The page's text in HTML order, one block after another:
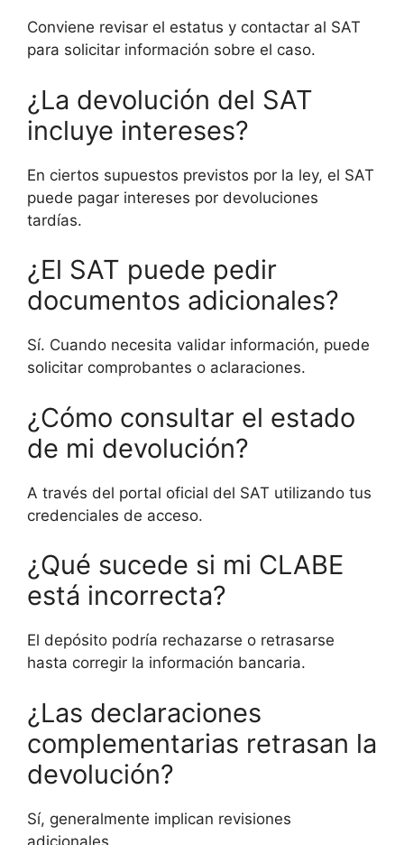
Conviene revisar el estatus y contactar al SAT
para solicitar información sobre el caso.
¿La devolución del SAT
incluye intereses?
En ciertos supuestos previstos por la ley, el SAT
puede pagar intereses por devoluciones
tardías.
¿El SAT puede pedir
documentos adicionales?
Sí. Cuando necesita validar información, puede
solicitar comprobantes o aclaraciones.
¿Cómo consultar el estado
de mi devolución?
A través del portal oficial del SAT utilizando tus
credenciales de acceso.
¿Qué sucede si mi CLABE
está incorrecta?
El depósito podría rechazarse o retrasarse
hasta corregir la información bancaria.
¿Las declaraciones
complementarias retrasan la
devolución?
Sí, generalmente implican revisiones
adicionales.